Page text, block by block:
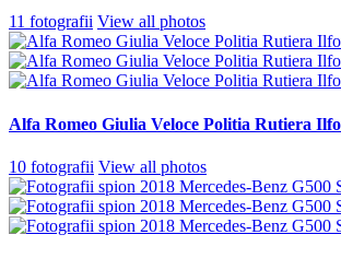
11 fotografii View all photos
Alfa Romeo Giulia Veloce Politia Rutiera
10 fotografii View all photos